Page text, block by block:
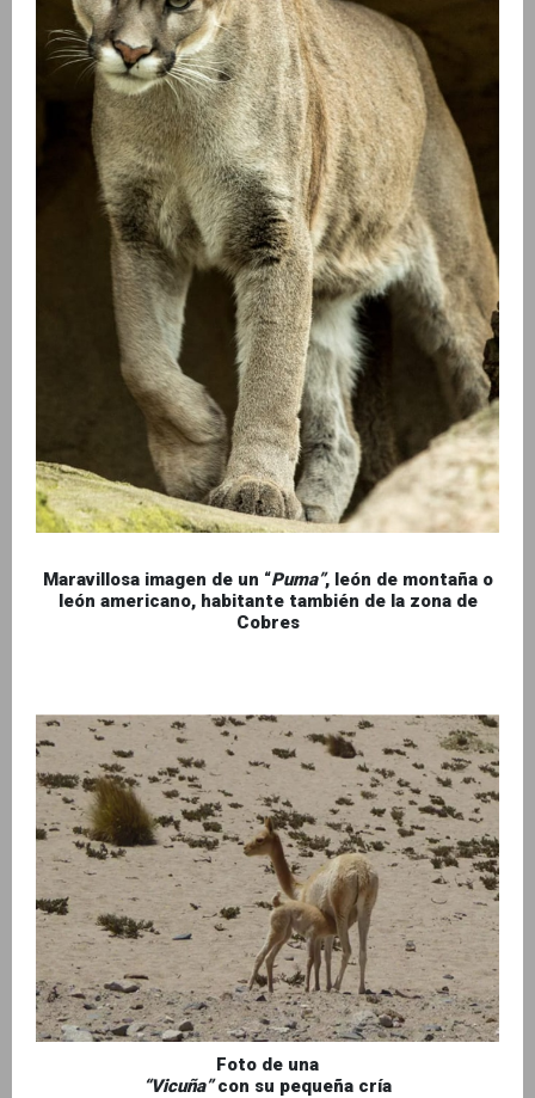
Maravillosa imagen de un “Puma”, león de montaña o
león americano, habitante también de la zona de
Cobres
Foto de una
“Vicuña”con su pequeña cría